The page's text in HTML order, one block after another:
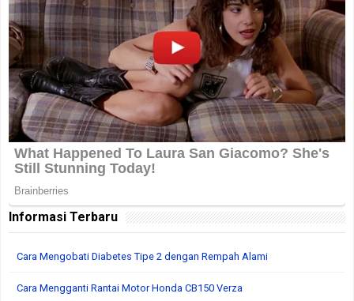
Informasi Terbaru
Cara Mengobati Diabetes Tipe 2 dengan Rempah Alami
Cara Mengganti Rantai Motor Honda CB150 Verza